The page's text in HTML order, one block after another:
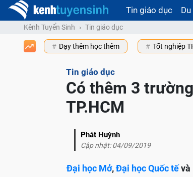
Tin giáo dục
Kênh Tuyển Sinh Tin giáo dục
Dạy thêm học thêm Tốt nghiệp
Tin giáo dục
Có thêm 3
TP.HCM
Phát Huỳnh
Cập nhật: 04/09/2019
Đại học Mở,Đại học Quốc tếvà